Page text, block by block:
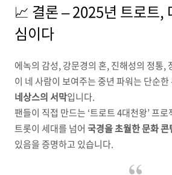
📈 결론 – 2025년 트로트,
심이다
에녹의 감성, 강문경의 혼, 진해성의 정통,
이 네 사람이 보여주는 중년 파워는 단순한
네상스의 서막입니다.
팬들이 직접 만드는 ‘트로트 4대천왕’ 프로
트롯이 세대를 넘어 국경을 초월한 문화 콘
있음을 증명하고 있습니다.